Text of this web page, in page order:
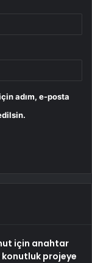
adım, e-posta
için anahtar
konutluk projeye